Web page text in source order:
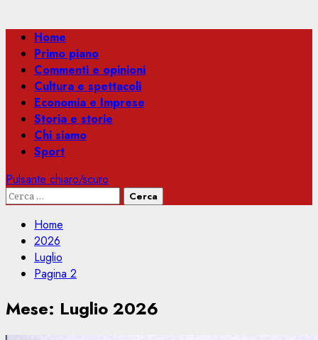
Menu
principale
Home
Primo piano
Commenti e opinioni
Cultura e spettacoli
Economia e Imprese
Storia e storie
Chi siamo
Sport
Pulsante chiaro/scuro
Ricerca
Home
2026
Luglio
Pagina 2
Mese: Luglio 2026